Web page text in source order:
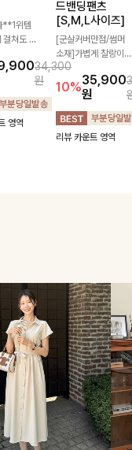
**1위템
쳐도 살
맞는 코
유 있는
이프 패
운 실루
리 코디에
34,300
원
영역
드밴딩팬츠
[S,M,L사이즈]
[군살커버만점/썸머
소재]가볍게 찰랑이는
원단과 여유로운 와이
드 핏으로 하루 종일
편안하게 착용하실 수
있는 팬츠입니다 🖤
✨ 허리 전체 밴딩과
스트링 디테일로 안정
10%35,900
원
리뷰 카운트 영역